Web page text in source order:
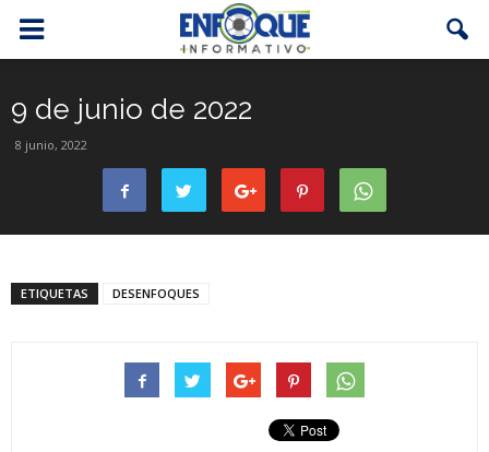
9 de junio de 2022
8 junio, 2022
ETIQUETAS DESENFOQUES